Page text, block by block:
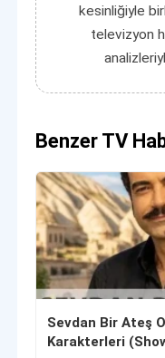
kesinliğiyle
televizyon
Benzer TV
Sevdan Bir Ateş
Karakterleri